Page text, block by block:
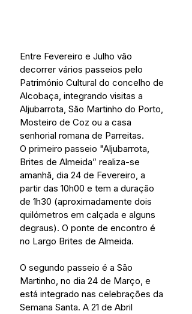
Entre Fevereiro e Julho vão
decorrer vários passeios pelo
Património Cultural do concelho de
Alcobaça, integrando visitas a
Aljubarrota, São Martinho do Porto,
Mosteiro de Coz ou a casa
senhorial romana de Parreitas.
O primeiro passeio "Aljubarrota,
Brites de Almeida” realiza-se
amanhã, dia 24 de Fevereiro, a
partir das 10h00 e tem a duração
de 1h30 (aproximadamente dois
quilómetros em calçada e alguns
degraus). O ponte de encontro é
no Largo Brites de Almeida.
O segundo passeio é a São
Martinho, no dia 24 de Março, e
está integrado nas celebrações da
Semana Santa. A 21 de Abril